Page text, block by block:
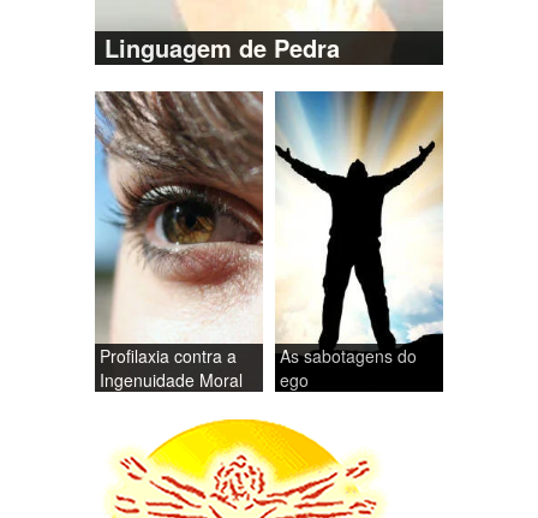
Linguagem de Pedra
Profilaxia contra a
Ingenuidade Moral
As sabotagens do
ego